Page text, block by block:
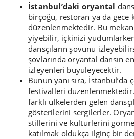
İstanbul’daki oryantal
birçoğu, restoran ya da gece
düzenlenmektedir. Bu
yiyebilir, içkinizi
dansçıların şovunu
şovlarında oryantal dansın
izleyenleri büyüleyecektir.
Bunun yanı sıra, İstanbul’da
festivalleri
farklı ülkelerden gelen
gösterilerini sergilerler.
stillerini ve kültürlerini
katılmak oldukça ilginç bir